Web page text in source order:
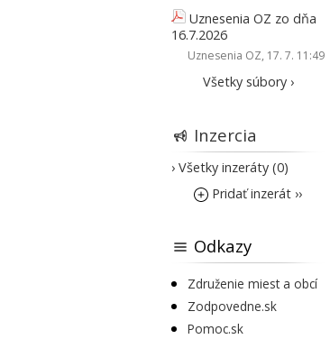
Uznesenia OZ zo dňa
16.7.2026
Uznesenia OZ, 17. 7. 11:49
Všetky súbory ›
Inzercia
› Všetky inzeráty (0)
Pridať inzerát ››
Odkazy
Združenie miest a obcí
Zodpovedne.sk
Pomoc.sk